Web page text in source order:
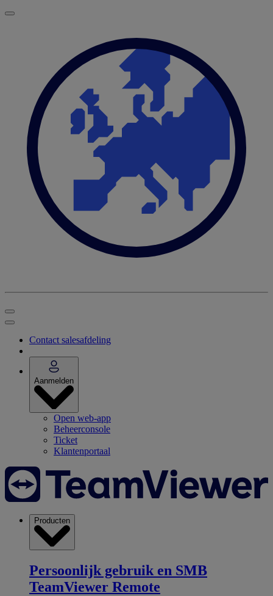
Contact salesafdeling
Aanmelden
Open web-app
Beheerconsole
Ticket
Klantenportaal
Producten
Persoonlijk gebruik en SMB
TeamViewer Remote